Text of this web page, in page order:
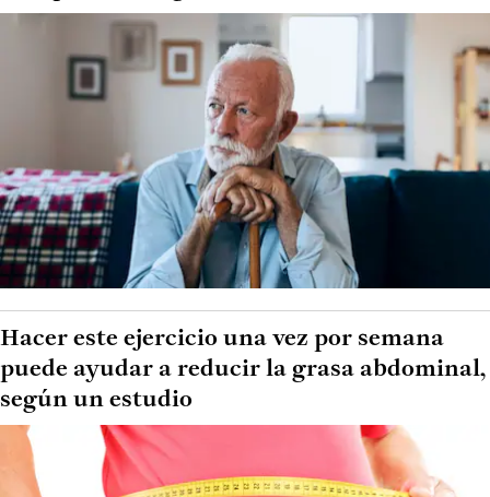
Hacer este ejercicio una vez por semana
puede ayudar a reducir la grasa abdominal,
según un estudio